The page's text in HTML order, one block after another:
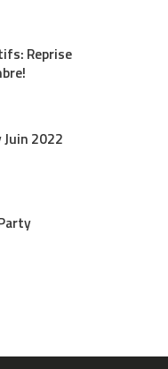
Reprise
2022